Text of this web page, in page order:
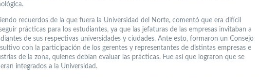
recuerdos de la que fuera la Universidad del Norte, comentó que era difícil
prácticas para los estudiantes, ya que las jefaturas de las empresas invitaban a
de sus respectivas universidades y ciudades. Ante esto, formaron un Consejo
con la participación de los gerentes y representantes de distintas empresas e
de la zona, quienes debían evaluar las prácticas. Fue así que lograron que se
integrados a la Universidad.